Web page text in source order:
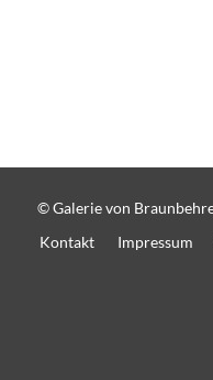
© Galerie von
Kontakt
Impressum